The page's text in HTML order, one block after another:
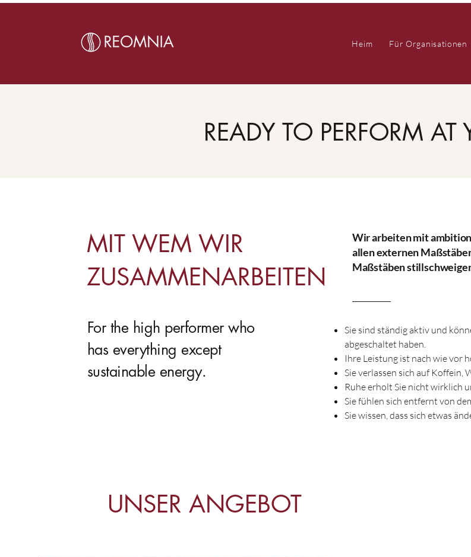
Heim Für Organisationen
READY TO PERFORM AT
MIT WEM WIR
ZUSAMMENARBEITEN
For the high performer who
has everything except
sustainable energy.
Wir arbeiten mit
allen externen
Maßstäben
Sie sind ständig aktiv und
abgeschaltet haben.
Ihre Leistung ist nach wie vor
Sie verlassen sich auf Koffein,
Ruhe erholt Sie nicht wirklich
Sie fühlen sich entfernt von
Sie wissen, dass sich etwas
UNSER ANGEBOT